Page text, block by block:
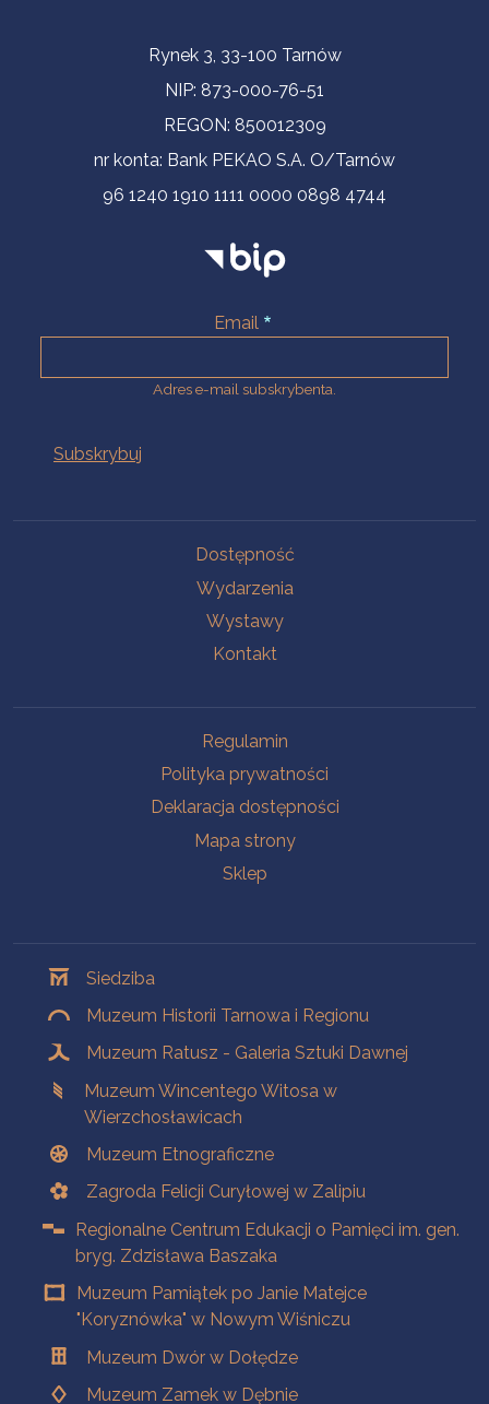
Informacje kontaktoweRynek 3, 33-100 Tarnów
NIP: 873-000-76-51
REGON: 850012309
nr konta: Bank PEKAO S.A. O/Tarnów
96 1240 1910 1111 0000 0898 4744
Email
Adres e-mail subskrybenta.
Dostępność
Wydarzenia
Wystawy
Kontakt
Regulamin
Polityka prywatności
Deklaracja dostępności
Mapa strony
Sklep
Siedziba
Muzeum Historii Tarnowa i Regionu
Muzeum Ratusz - Galeria Sztuki Dawnej
Muzeum Wincentego Witosa w
Wierzchosławicach
Muzeum Etnograficzne
Zagroda Felicji Curyłowej w Zalipiu
Regionalne Centrum Edukacji o Pamięci im. gen.
bryg. Zdzisława Baszaka
Muzeum Pamiątek po Janie Matejce
"Koryznówka" w Nowym Wiśniczu
Muzeum Dwór w Dołędze
Muzeum Zamek w Dębnie